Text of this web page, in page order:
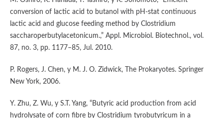
conversion of lactic acid to butanol with pH-stat continuous
lactic acid and glucose feeding method by Clostridium
saccharoperbutylacetonicum.,” Appl. Microbiol. Biotechnol., vol.
87, no. 3, pp. 1177–85, Jul. 2010.
P. Rogers, J. Chen, y M. J. O. Zidwick, The Prokaryotes. Springer
New York, 2006.
Y. Zhu, Z. Wu, y S.T. Yang, “Butyric acid production from acid
hydrolysate of corn fibre by Clostridium tyrobutyricum in a